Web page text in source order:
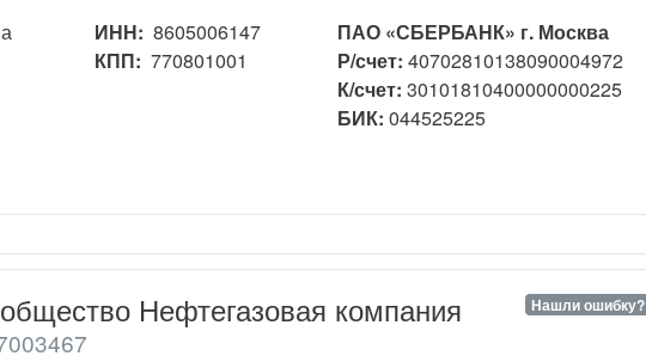
ИНН: 8605006147
КПП: 770801001
ПАО «СБЕРБАНК» г. Москва
Р/счет:40702810138090004972
К/счет:30101810400000000225
БИК:044525225
Нашли ошибку?
Нефтегазовая компания